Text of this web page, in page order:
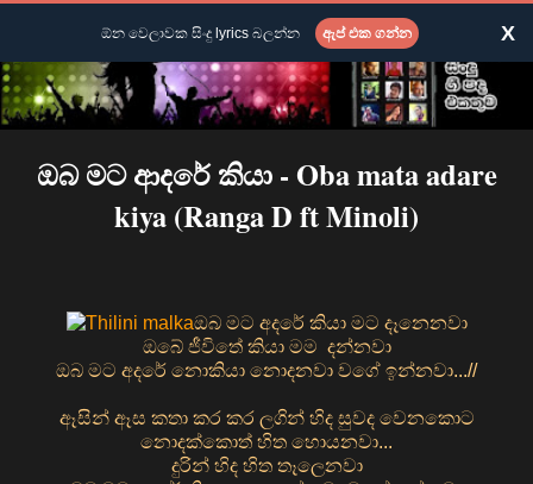
ඔබ මට ආදරේ කියා - Oba mata adare
kiya (Ranga D ft Minoli)
ඔබ මට අදරේ කියා මට දෑනෙනවා
ඔබේ ජීවිතේ කියා මම දන්නවා
ඔබ මට අදරේ නොකියා නොදනවා වගේ ඉන්නවා...//
ඈසින් ඈස කතා කර කර ලගින් හිද සුවද වෙනකොට
නොදක්කොත් හිත හොයනවා...
දුරින් හිද හිත තෑලෙනවා
ඕන වෙලාවක සිංදු lyrics බලන්න ඇප් එක ගන්න X